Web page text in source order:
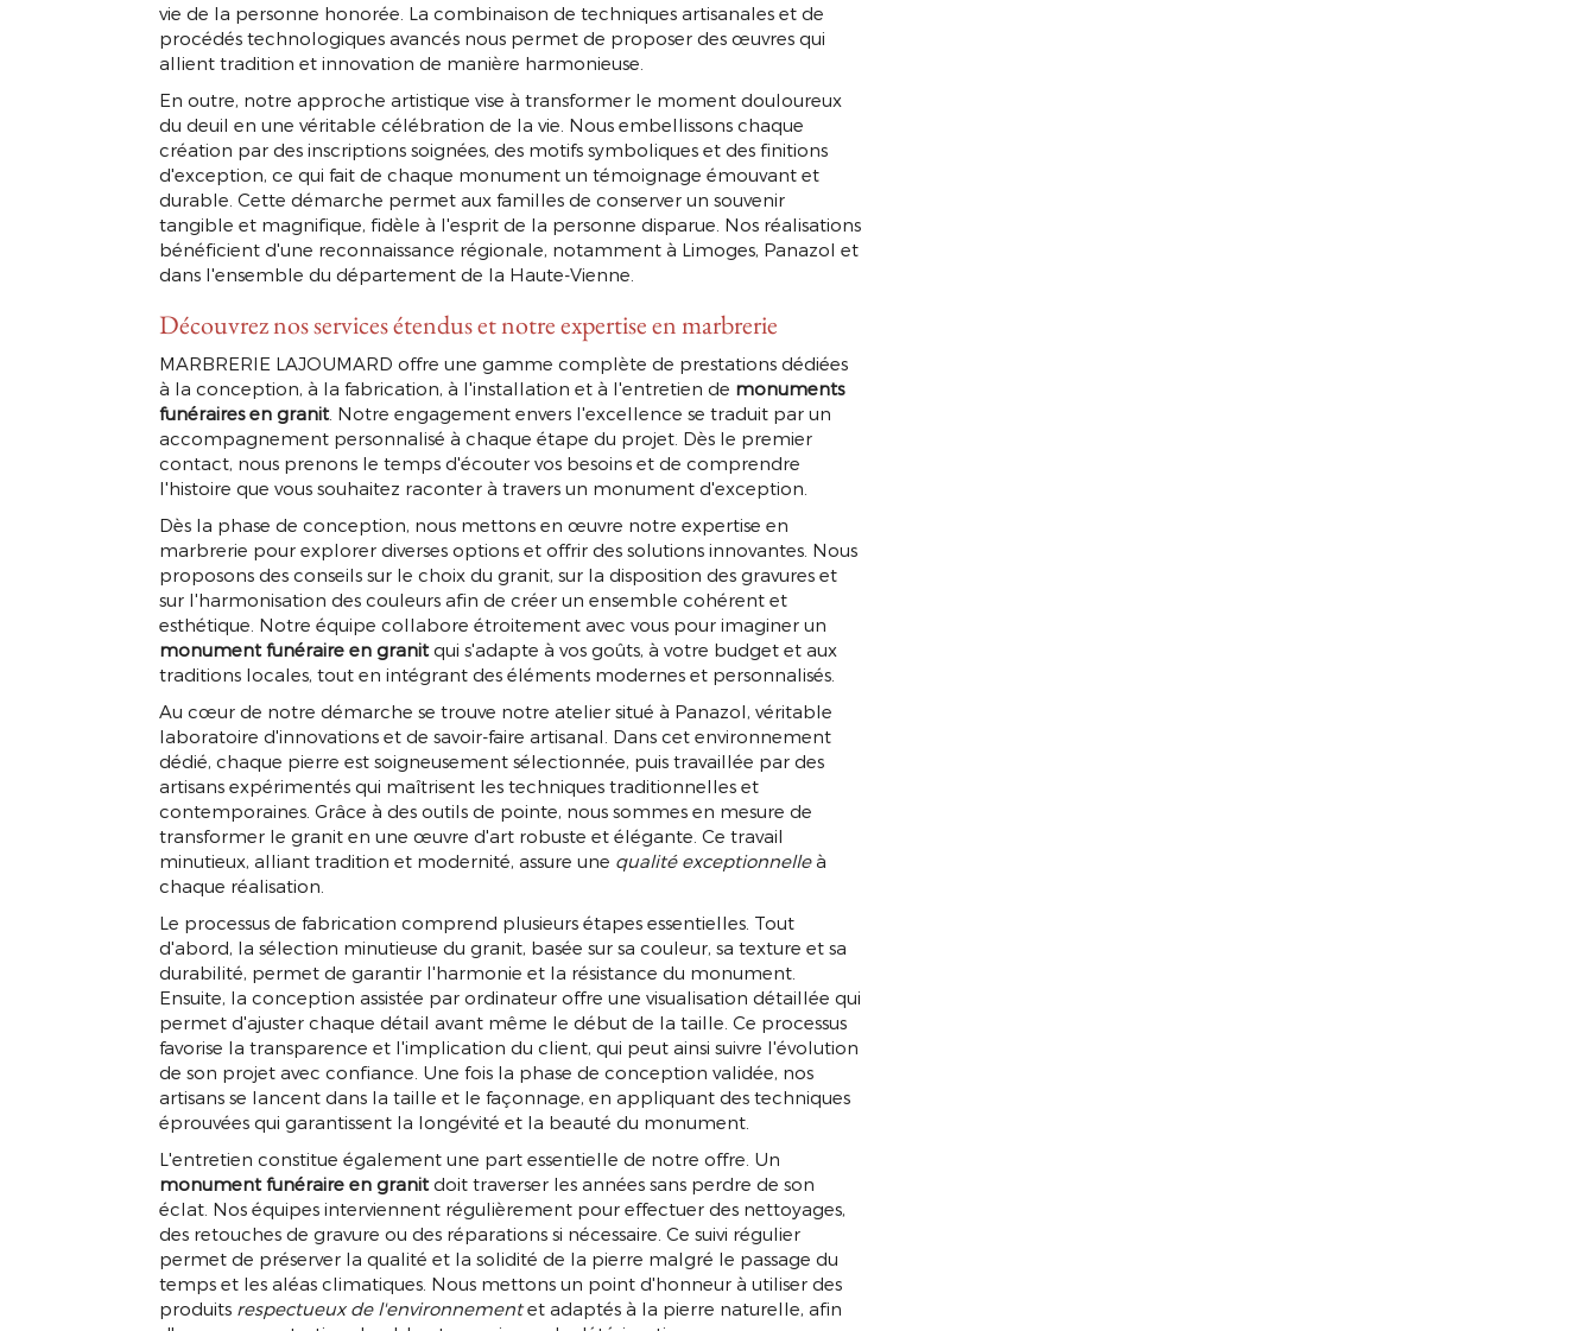
vie de la personne honorée. La combinaison de techniques artisanales et de
procédés technologiques avancés nous permet de proposer des œuvres qui
allient tradition et innovation de manière harmonieuse.
En outre, notre approche artistique vise à transformer le moment douloureux
du deuil en une véritable célébration de la vie. Nous embellissons chaque
création par des inscriptions soignées, des motifs symboliques et des finitions
d'exception, ce qui fait de chaque monument un témoignage émouvant et
durable. Cette démarche permet aux familles de conserver un souvenir
tangible et magnifique, fidèle à l'esprit de la personne disparue. Nos réalisations
bénéficient d'une reconnaissance régionale, notamment à Limoges, Panazol et
dans l'ensemble du département de la Haute-Vienne.
Découvrez nos services étendus et notre expertise en marbrerie
MARBRERIE LAJOUMARD offre une gamme complète de prestations dédiées
à la conception, à la fabrication, à l'installation et à l'entretien de monuments
funéraires en granit. Notre engagement envers l'excellence se traduit par un
accompagnement personnalisé à chaque étape du projet. Dès le premier
contact, nous prenons le temps d'écouter vos besoins et de comprendre
l'histoire que vous souhaitez raconter à travers un monument d'exception.
Dès la phase de conception, nous mettons en œuvre notre expertise en
marbrerie pour explorer diverses options et offrir des solutions innovantes. Nous
proposons des conseils sur le choix du granit, sur la disposition des gravures et
sur l'harmonisation des couleurs afin de créer un ensemble cohérent et
esthétique. Notre équipe collabore étroitement avec vous pour imaginer un
monument funéraire en granitqui s'adapte à vos goûts, à votre budget et aux
traditions locales, tout en intégrant des éléments modernes et personnalisés.
Au cœur de notre démarche se trouve notre atelier situé à Panazol, véritable
laboratoire d'innovations et de savoir-faire artisanal. Dans cet environnement
dédié, chaque pierre est soigneusement sélectionnée, puis travaillée par des
artisans expérimentés qui maîtrisent les techniques traditionnelles et
contemporaines. Grâce à des outils de pointe, nous sommes en mesure de
transformer le granit en une œuvre d'art robuste et élégante. Ce travail
minutieux, alliant tradition et modernité, assure une qualité exceptionnelleà
chaque réalisation.
Le processus de fabrication comprend plusieurs étapes essentielles. Tout
d'abord, la sélection minutieuse du granit, basée sur sa couleur, sa texture et sa
durabilité, permet de garantir l'harmonie et la résistance du monument.
Ensuite, la conception assistée par ordinateur offre une visualisation détaillée qui
permet d'ajuster chaque détail avant même le début de la taille. Ce processus
favorise la transparence et l'implication du client, qui peut ainsi suivre l'évolution
de son projet avec confiance. Une fois la phase de conception validée, nos
artisans se lancent dans la taille et le façonnage, en appliquant des techniques
éprouvées qui garantissent la longévité et la beauté du monument.
L'entretien constitue également une part essentielle de notre offre. Un
monument funéraire en granitdoit traverser les années sans perdre de son
éclat. Nos équipes interviennent régulièrement pour effectuer des nettoyages,
des retouches de gravure ou des réparations si nécessaire. Ce suivi régulier
permet de préserver la qualité et la solidité de la pierre malgré le passage du
temps et les aléas climatiques. Nous mettons un point d'honneur à utiliser des
produits respectueux de l'environnementet adaptés à la pierre naturelle, afin